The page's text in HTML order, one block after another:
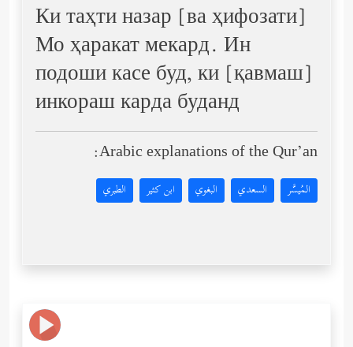
Ки таҳти назар [ва ҳифозати]
Мо ҳаракат мекард. Ин
подоши касе буд, ки [қавмаш]
инкораш карда буданд
Arabic explanations of the Qur’an:
المُيسَّر السعدي البغوي ابن كثير الطبري